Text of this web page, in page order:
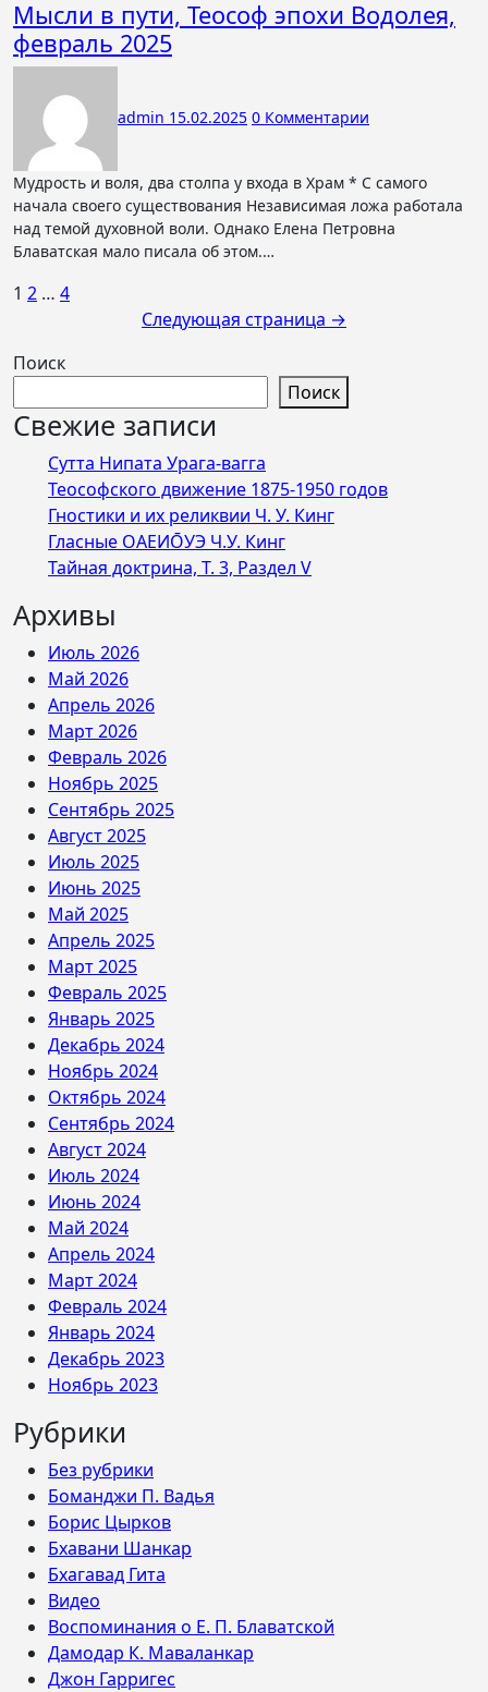
Мысли в пути, Теософ эпохи Водолея,
февраль 2025
admin 15.02.2025 0 Комментарии
Мудрость и воля, два столпа у входа в Храм * С самого
начала своего существования Независимая ложа работала
над темой духовной воли. Однако Елена Петровна
Блаватская мало писала об этом.…
Пагинация
1 2 … 4
Следующая страница →
Поиск
Поиск
Свежие записи
Сутта Нипата Урага-вагга
Теософского движение 1875-1950 годов
Гностики и их реликвии Ч. У. Кинг
Гласные ОАЕИО̄УЭ Ч.У. Кинг
Тайная доктрина, Т. 3, Раздел V
Архивы
Июль 2026
Май 2026
Апрель 2026
Март 2026
Февраль 2026
Ноябрь 2025
Сентябрь 2025
Август 2025
Июль 2025
Июнь 2025
Май 2025
Апрель 2025
Март 2025
Февраль 2025
Январь 2025
Декабрь 2024
Ноябрь 2024
Октябрь 2024
Сентябрь 2024
Август 2024
Июль 2024
Июнь 2024
Май 2024
Апрель 2024
Март 2024
Февраль 2024
Январь 2024
Декабрь 2023
Ноябрь 2023
Рубрики
Без рубрики
Боманджи П. Вадья
Борис Цырков
Бхавани Шанкар
Бхагавад Гита
Видео
Воспоминания о Е. П. Блаватской
Дамодар К. Маваланкар
Джон Гарригес